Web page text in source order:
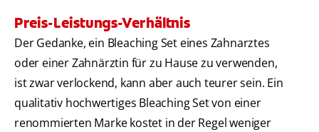
Preis-Leistungs-Verhältnis
Der Gedanke, ein Bleaching Set eines Zahnarztes
oder einer Zahnärztin für zu Hause zu verwenden,
ist zwar verlockend, kann aber auch teurer sein. Ein
qualitativ hochwertiges Bleaching Set von einer
renommierten Marke kostet in der Regel weniger